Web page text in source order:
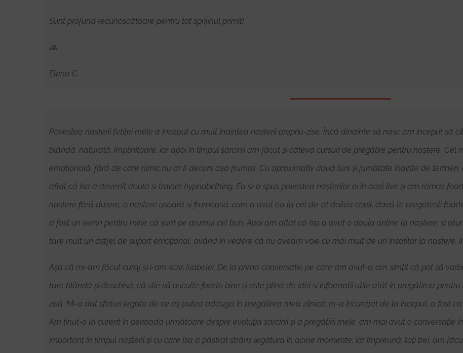
Sunt profund recunoscătoare pentru tot sprijinul primit!
🙏
Elena C.
Povestea nașterii fetiței mele a început cu mult înaintea nașterii propriu-zise. Încă dinainte să nasc am început să
blândă, naturală, împlinitoare, iar apoi în timpul sarcinii am făcut și câteva cursuri de pregătire pentru naștere. Cel
emoțională, fără de care nimic nu ar fi decurs așa frumos. Cu aproximativ două luni și jumătate înainte de
aflat că Isa a devenit doula și trainer hypnobirthing. Ea și-a spus povestea nașterilor ei în acel live și am rămas
naștere fără durere, o naștere ușoară și frumoasă, cum a avut ea la cel de-al doilea copil, dacă te pregătești
a fost un semn pentru mine că sunt pe drumul cel bun. Apoi am aflat că Isa a avut o doula online la naștere, și
tare mult un astfel de suport emoțional, având în vedere că nu aveam voie cu mai mult de un însoțitor la naștere,
Așa că mi-am făcut curaj și i-am scris Isabelei. De la prima conversație pe care am avut-o, am simțit că pot să
tare blândă și deschisă, că știe să asculte foarte bine și este plină de idei și informații utile atât în pregătirea
zisă. Mi-a dat sfaturi legate de ce aș putea adăuga în pregătirea mea zilnică, m-a încurajat de la început, a fost
Am ținut-o la curent în perioada următoare despre evoluția sarcinii și a pregătirii mele, am mai avut o conversație
important în timpul nașterii și cu care Isa a păstrat strâns legătura în acele momente, iar împreună, toți trei, am